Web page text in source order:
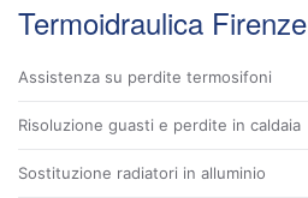
Termoidraulica Firenze
Assistenza su perdite termosifoni
Risoluzione guasti e perdite in caldaia
Sostituzione radiatori in alluminio